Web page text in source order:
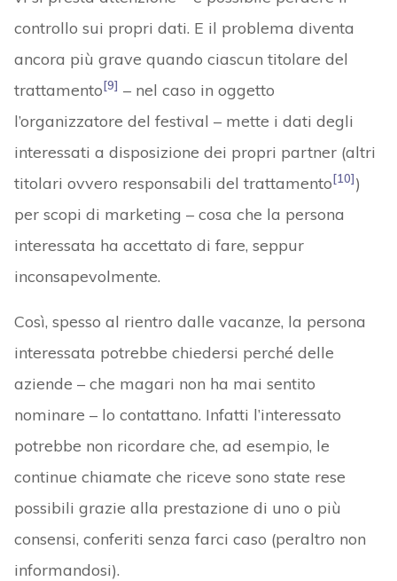
controllo sui propri dati. E il problema diventa
ancora più grave quando ciascun titolare del
trattamento[9] – nel caso in oggetto
l’organizzatore del festival – mette i dati degli
interessati a disposizione dei propri partner (altri
titolari ovvero responsabili del trattamento[10])
per scopi di marketing – cosa che la persona
interessata ha accettato di fare, seppur
inconsapevolmente.
Così, spesso al rientro dalle vacanze, la persona
interessata potrebbe chiedersi perché delle
aziende – che magari non ha mai sentito
nominare – lo contattano. Infatti l’interessato
potrebbe non ricordare che, ad esempio, le
continue chiamate che riceve sono state rese
possibili grazie alla prestazione di uno o più
consensi, conferiti senza farci caso (peraltro non
informandosi).